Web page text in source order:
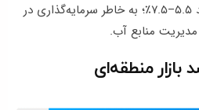
رشد ۵.۵–۷.۵٪؛ به خاطر سرمایه‌گذاری در
منابع آب.
بازار منطقه‌ای